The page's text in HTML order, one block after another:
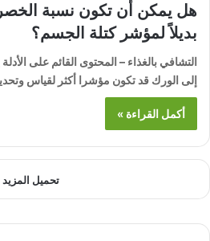
هل يمكن أن تكون نسبة
بديلاً لمؤشر كتلة الجسم؟
التشافي بالغذاء – المحتوى القائم على
إلى الورك قد تكون مؤشرا أكثر لقياس
أكمل القراءة »
تحميل المزيد